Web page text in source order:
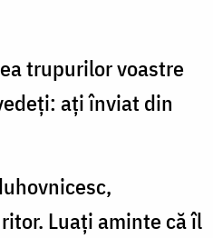
trupurilor voastre
ați înviat din
Luaţi aminte că îl